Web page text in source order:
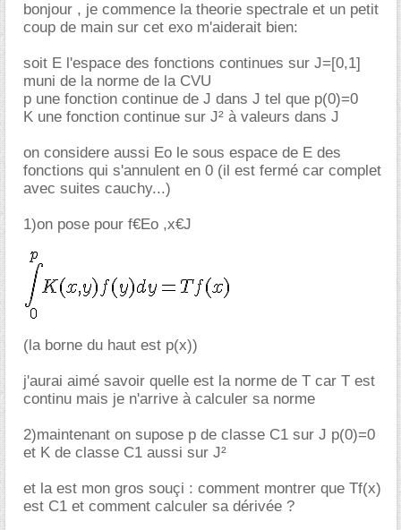
bonjour , je commence la theorie spectrale et un petit
coup de main sur cet exo m'aiderait bien:
soit E l'espace des fonctions continues sur J=[0,1]
muni de la norme de la CVU
p une fonction continue de J dans J tel que p(0)=0
K une fonction continue sur J² à valeurs dans J
on considere aussi Eo le sous espace de E des
fonctions qui s'annulent en 0 (il est fermé car complet
avec suites cauchy...)
1)on pose pour f€Eo ,x€J
(la borne du haut est p(x))
j'aurai aimé savoir quelle est la norme de T car T est
continu mais je n'arrive à calculer sa norme
2)maintenant on supose p de classe C1 sur J p(0)=0
et K de classe C1 aussi sur J²
et la est mon gros souçi : comment montrer que Tf(x)
est C1 et comment calculer sa dérivée ?